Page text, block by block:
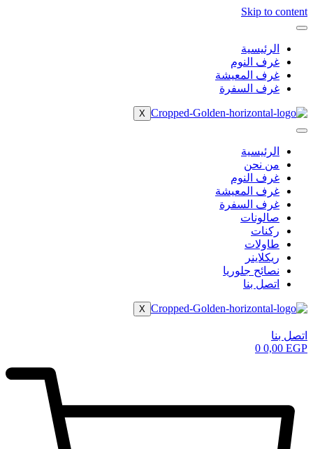
Skip to content
الرئيسية
غرف النوم
غرف المعيشة
غرف السفرة
X
الرئيسية
من نحن
غرف النوم
غرف المعيشة
غرف السفرة
صالونات
ركنات
طاولات
ريكلاينر
نصائح جلوريا
اتصل بنا
X
اتصل بنا
0,00 EGP
0